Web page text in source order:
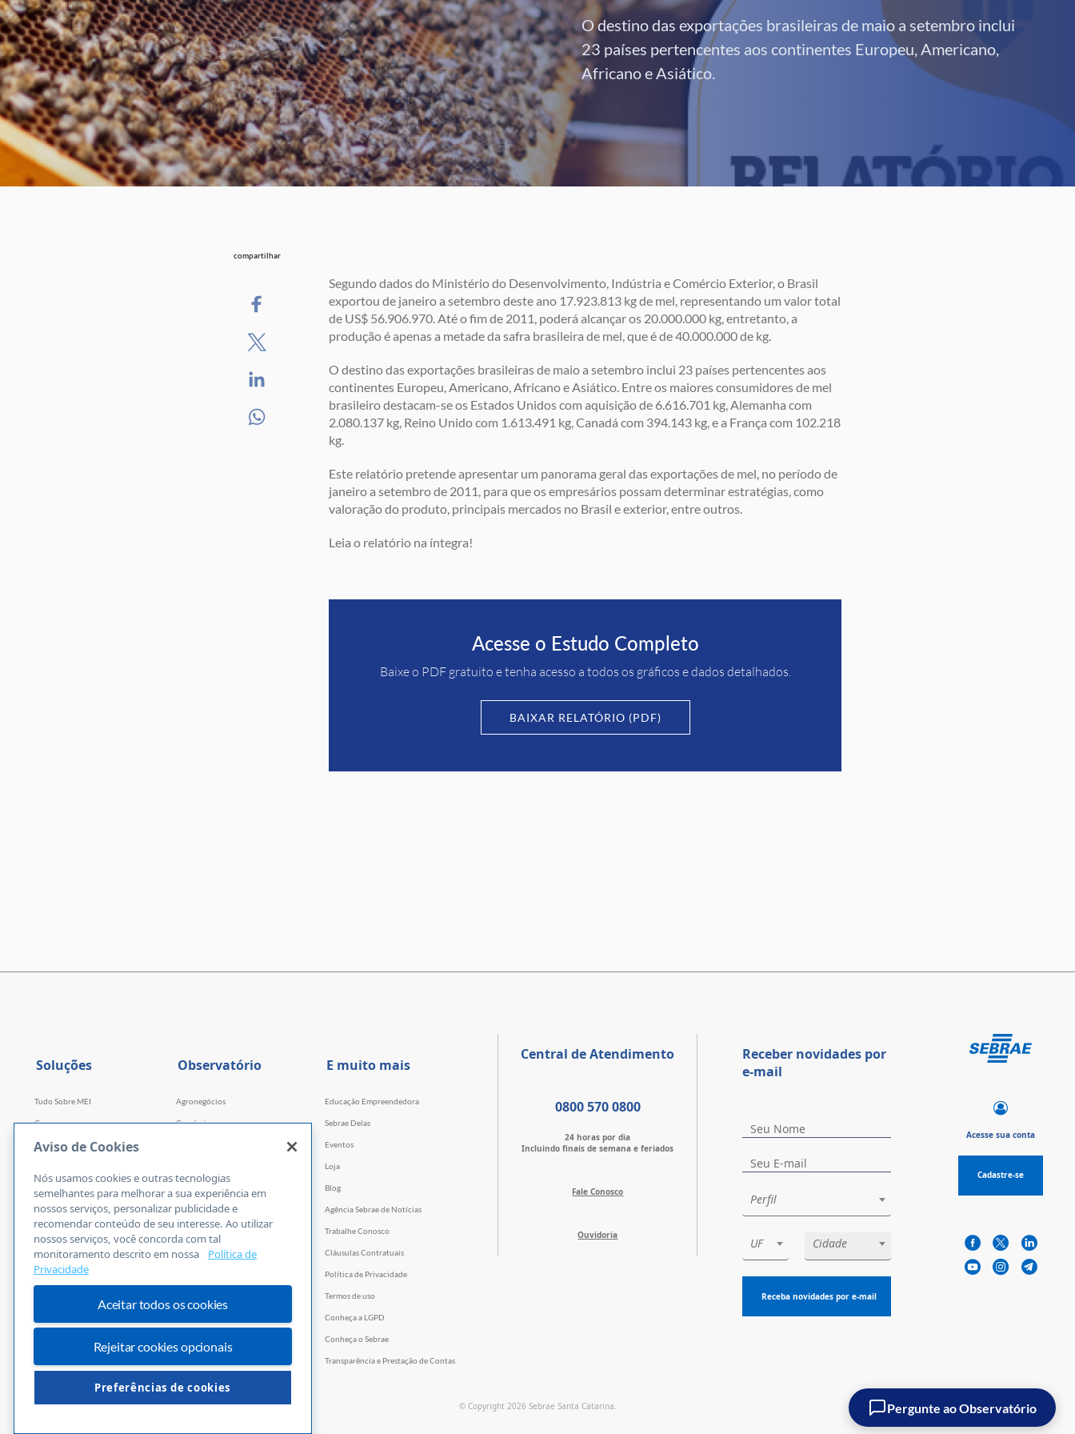
O destino das exportações brasileiras de maio a setembro inclui
23 países pertencentes aos continentes Europeu, Americano,
Africano e Asiático.
compartilhar
Segundo dados do Ministério do Desenvolvimento, Indústria e Comércio Exterior, o Brasil
exportou de janeiro a setembro deste ano 17.923.813 kg de mel, representando um valor total
de US$ 56.906.970. Até o fim de 2011, poderá alcançar os 20.000.000 kg, entretanto, a
produção é apenas a metade da safra brasileira de mel, que é de 40.000.000 de kg.
O destino das exportações brasileiras de maio a setembro inclui 23 países pertencentes aos
continentes Europeu, Americano, Africano e Asiático. Entre os maiores consumidores de mel
brasileiro destacam-se os Estados Unidos com aquisição de 6.616.701 kg, Alemanha com
2.080.137 kg, Reino Unido com 1.613.491 kg, Canadá com 394.143 kg, e a França com 102.218
kg.
Este relatório pretende apresentar um panorama geral das exportações de mel, no período de
janeiro a setembro de 2011, para que os empresários possam determinar estratégias, como
valoração do produto, principais mercados no Brasil e exterior, entre outros.
Leia o relatório na íntegra!
Acesse o Estudo Completo
Baixe o PDF gratuito e tenha acesso a todos os gráficos e dados detalhados.
BAIXAR RELATÓRIO (PDF)
Pergunte ao Observatório
Soluções
Tudo Sobre MEI
Cursos
Cursos por WhatsApp
Faculdade Sebrae
Webinars
Empretec
PGA
Ferramentas
Observatório
Agronegócios
Comércio
Tecnologia e Startups
E muito mais
Educação Empreendedora
Sebrae Delas
Eventos
Loja
Blog
Agência Sebrae de Notícias
Trabalhe Conosco
Cláusulas Contratuais
Política de Privacidade
Termos de uso
Conheça a LGPD
Conheça o Sebrae
Transparência e Prestação de Contas
Central de Atendimento
0800 570 0800
24 horas por dia
Incluindo finais de semana e feriados
Fale Conosco
Ouvidoria
Receber novidades por
e-mail
Perfil
UF Cidade
Receba novidades por e-mail
Acesse sua conta
Cadastre-se
© Copyright 2026 Sebrae Santa Catarina.
Aviso de Cookies
Nós usamos cookies e outras tecnologias
semelhantes para melhorar a sua experiência em
nossos serviços, personalizar publicidade e
recomendar conteúdo de seu interesse. Ao utilizar
nossos serviços, você concorda com tal
monitoramento descrito em nossa
Política de
Privacidade
Aceitar todos os cookies
Rejeitar cookies opcionais
Preferências de cookies